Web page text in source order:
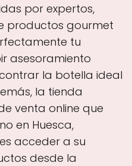
por expertos,
productos gourmet
tu
asesoramiento
la botella ideal
la tienda
venta online que
en Huesca,
acceder a su
desde la